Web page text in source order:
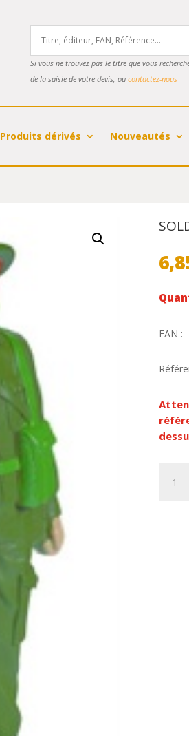
Si vous ne trouvez pas le titre que vous
de la saisie de votre devis, ou contactez-nous
Produits dérivés Nouveautés
EAN :